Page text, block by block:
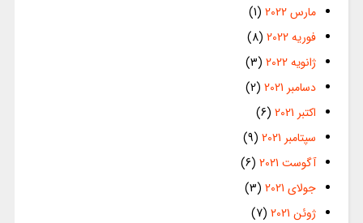
مارس 2022
(1)
فوریه 2022
(8)
ژانویه 2022
(3)
دسامبر 2021
(2)
اکتبر 2021
(6)
سپتامبر 2021
(9)
آگوست 2021
(6)
جولای 2021
(3)
ژوئن 2021
(7)